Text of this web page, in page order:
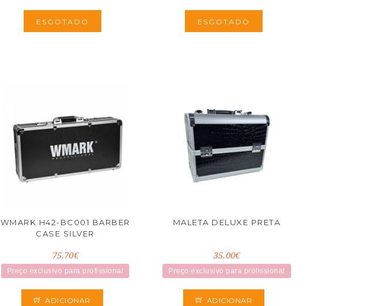
ESGOTADO ESGOTADO
WMARK H42-BC001 BARBER
CASE SILVER
75.70€
Preço exclusivo para profissional
ADICIONAR
MALETA DELUXE PRETA
35.00€
Preço exclusivo para profissional
ADICIONAR